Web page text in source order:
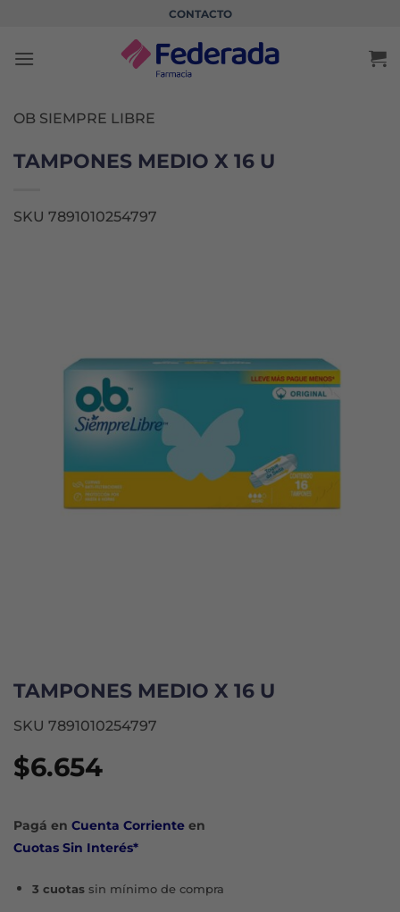
contenido
CONTACTO
OB SIEMPRE LIBRE
TAMPONES MEDIO X 16 U
SKU 7891010254797
TAMPONES MEDIO X 16 U
SKU 7891010254797
$6.654
Pagá en Cuenta Corriente en
Cuotas Sin Interés*
3 cuotassin mínimo de compra